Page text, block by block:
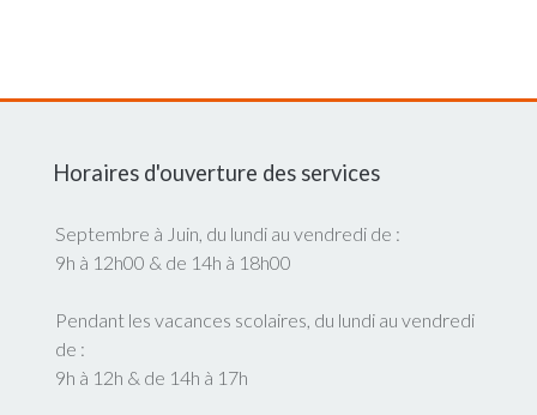
Horaires d'ouverture des services
Septembre à Juin, du lundi au vendredi de :
9h à 12h00 & de 14h à 18h00
Pendant les vacances scolaires, du lundi au vendredi
de :
9h à 12h & de 14h à 17h